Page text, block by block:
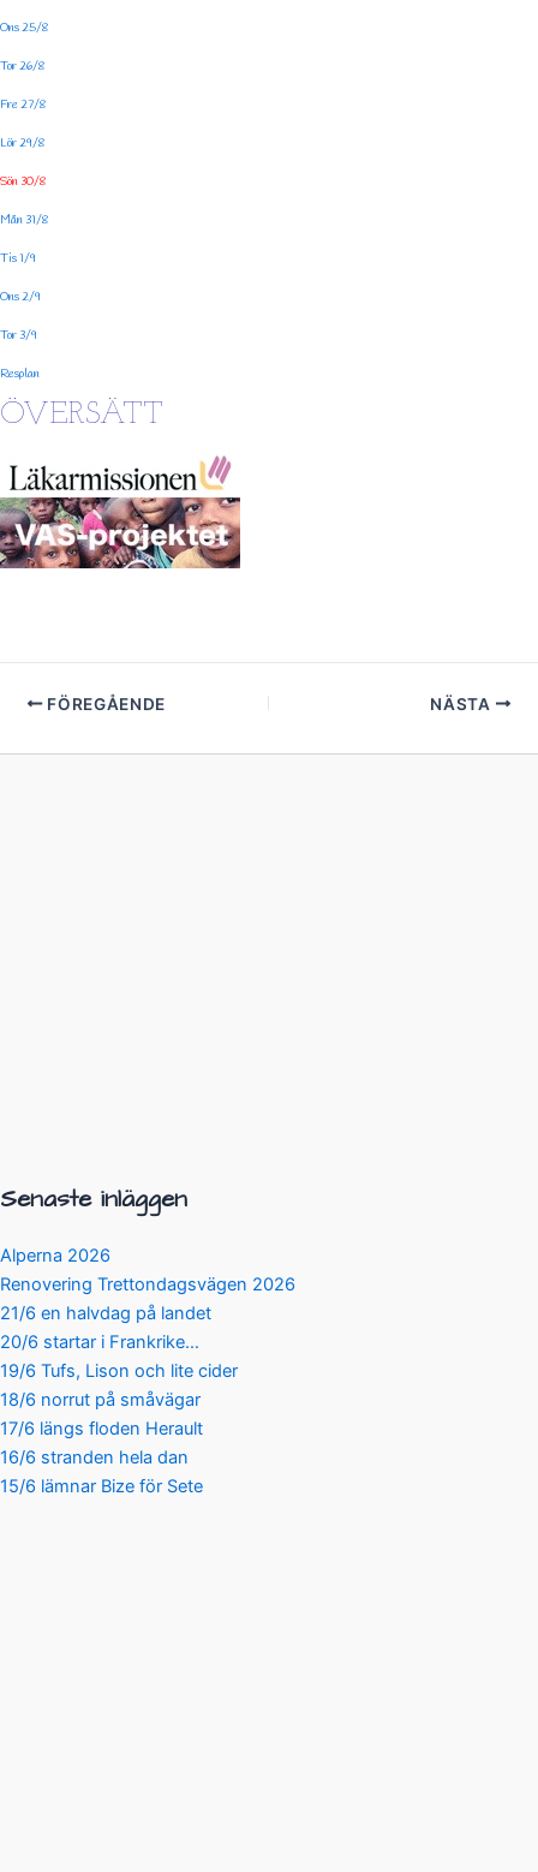
Ons 25/8
Tor 26/8
Fre 27/8
Lör 29/8
Sön 30/8
Mån 31/8
Tis 1/9
Ons 2/9
Tor 3/9
Resplan
ÖVERSÄTT
FÖREGÅENDE NÄSTA
Senaste inläggen
Alperna 2026
Renovering Trettondagsvägen 2026
21/6 en halvdag på landet
20/6 startar i Frankrike…
19/6 Tufs, Lison och lite cider
18/6 norrut på småvägar
17/6 längs floden Herault
16/6 stranden hela dan
15/6 lämnar Bize för Sete